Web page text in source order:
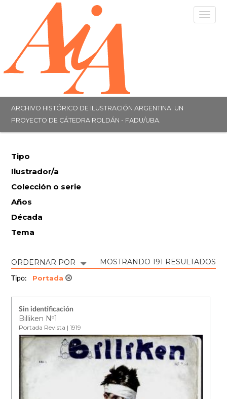
ARCHIVO HISTÓRICO DE ILUSTRACIÓN ARGENTINA. UN
PROYECTO DE CÁTEDRA ROLDÁN - FADU/UBA.
Tipo
Ilustrador/a
Colección o serie
Años
Década
Tema
ORDERNAR POR MOSTRANDO 191 RESULTADOS
Tipo: Portada
Sin identificación
Billiken Nº1
Portada Revista | 1919